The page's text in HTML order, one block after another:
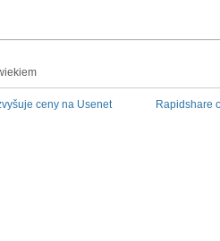
ceny na Usenet Rapidshare